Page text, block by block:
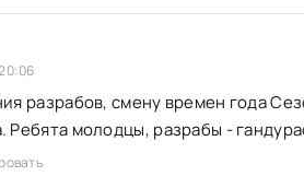
разрабов, смену времен года
Ребята молодцы, разрабы -